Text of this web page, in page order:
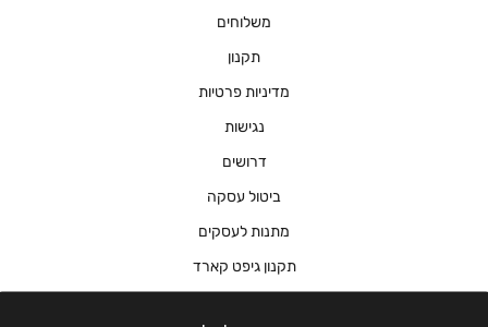
משלוחים
תקנון
מדיניות פרטיות
נגישות
דרושים
ביטול עסקה
מתנות לעסקים
תקנון גיפט קארד